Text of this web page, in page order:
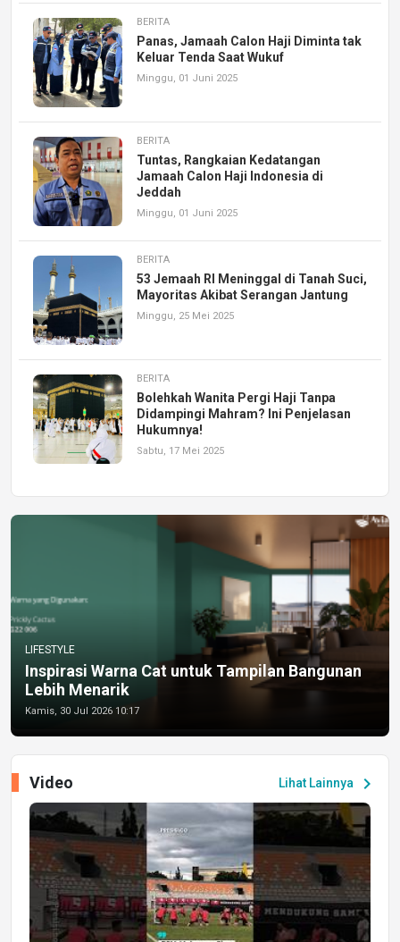
BERITA
Panas, Jamaah Calon Haji Diminta tak
Keluar Tenda Saat Wukuf
Minggu, 01 Juni 2025
BERITA
Tuntas, Rangkaian Kedatangan
Jamaah Calon Haji Indonesia di
Jeddah
Minggu, 01 Juni 2025
BERITA
53 Jemaah RI Meninggal di Tanah Suci,
Mayoritas Akibat Serangan Jantung
Minggu, 25 Mei 2025
BERITA
Bolehkah Wanita Pergi Haji Tanpa
Didampingi Mahram? Ini Penjelasan
Hukumnya!
Sabtu, 17 Mei 2025
LIFESTYLE
Inspirasi Warna Cat untuk Tampilan Bangunan
Lebih Menarik
Kamis, 30 Jul 2026 10:17
Lihat Lainnya chevron_right
Video